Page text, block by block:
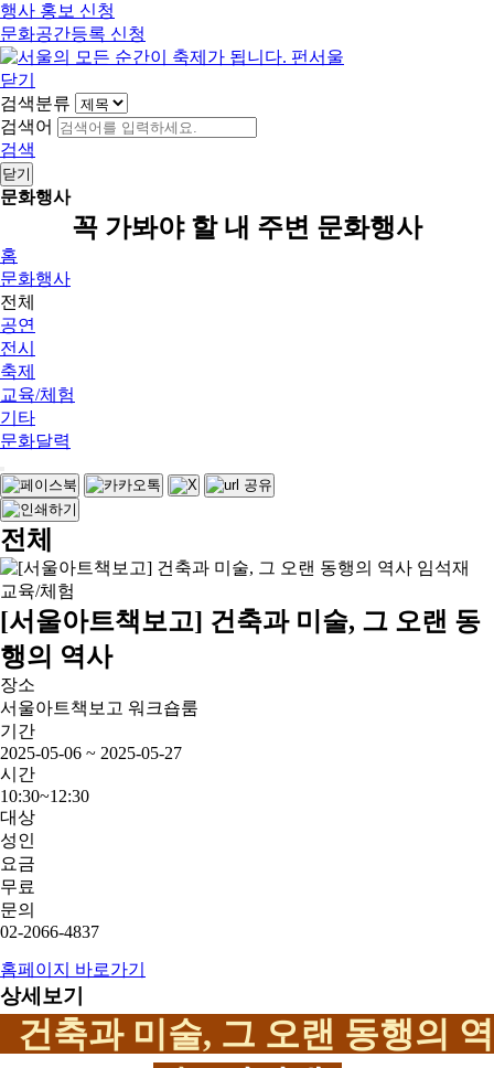
행사 홍보 신청
문화공간등록 신청
닫기
검색분류
검색어
검색
닫기
문화행사
꼭 가봐야 할 내 주변 문화행사
홈
문화행사
전체
공연
전시
축제
교육/체험
기타
문화달력
전체
교육/체험
[서울아트책보고] 건축과 미술, 그 오랜 동
행의 역사
장소
서울아트책보고 워크숍룸
기간
2025-05-06 ~ 2025-05-27
시간
10:30~12:30
대상
성인
요금
무료
문의
02-2066-4837
홈페이지 바로가기
상세보기
건축과 미술, 그 오랜 동행의 역